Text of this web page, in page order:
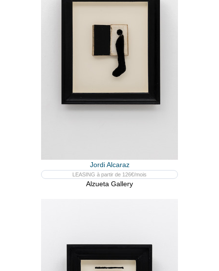
Jordi Alcaraz
LEASING à partir de 126€/mois
Alzueta Gallery